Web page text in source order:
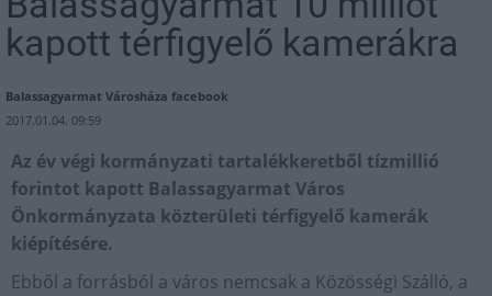
kapott térfigyelő kamerákra
Balassagyarmat Városháza facebook
2017.01.04. 09:59
Az év végi kormányzati tartalékkeretből tízmillió
forintot kapott Balassagyarmat Város
Önkormányzata közterületi térfigyelő kamerák
kiépítésére.
Ebből a forrásból a város nemcsak a Közösségi Szálló, a